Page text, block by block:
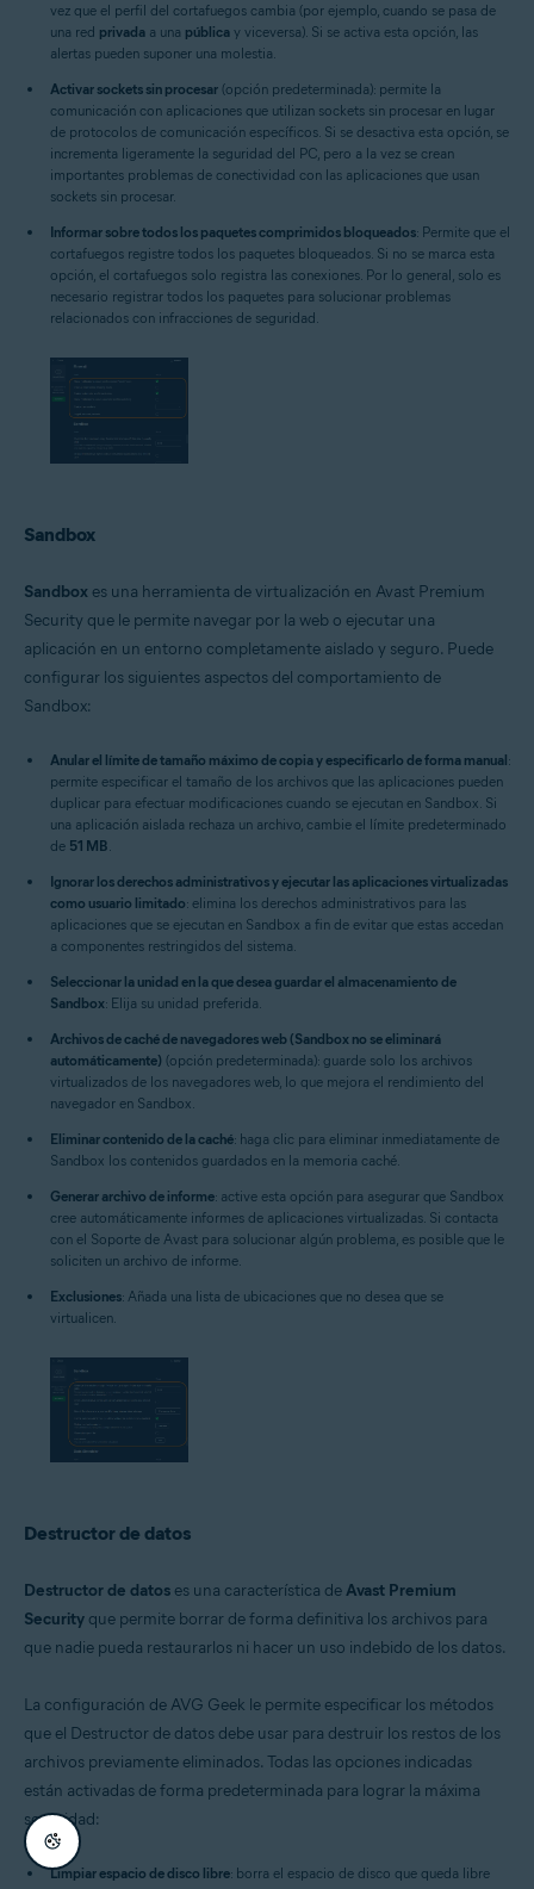
vez que el perfil del cortafuegos cambia (por ejemplo, cuando se pasa de
una red privada a una pública y viceversa). Si se activa esta opción, las
alertas pueden suponer una molestia.
Activar sockets sin procesar (opción predeterminada): permite la
comunicación con aplicaciones que utilizan sockets sin procesar en lugar
de protocolos de comunicación específicos. Si se desactiva esta opción, se
incrementa ligeramente la seguridad del PC, pero a la vez se crean
importantes problemas de conectividad con las aplicaciones que usan
sockets sin procesar.
Informar sobre todos los paquetes comprimidos bloqueados: Permite que el
cortafuegos registre todos los paquetes bloqueados. Si no se marca esta
opción, el cortafuegos solo registra las conexiones. Por lo general, solo es
necesario registrar todos los paquetes para solucionar problemas
relacionados con infracciones de seguridad.
Sandbox
Sandbox es una herramienta de virtualización en Avast Premium
Security que le permite navegar por la web o ejecutar una
aplicación en un entorno completamente aislado y seguro. Puede
configurar los siguientes aspectos del comportamiento de
Sandbox:
Anular el límite de tamaño máximo de copia y especificarlo de forma manual:
permite especificar el tamaño de los archivos que las aplicaciones pueden
duplicar para efectuar modificaciones cuando se ejecutan en Sandbox. Si
una aplicación aislada rechaza un archivo, cambie el límite predeterminado
de 51 MB
Ignorar los derechos administrativos y ejecutar las aplicaciones virtualizadas
como usuario limitado: elimina los derechos administrativos para las
aplicaciones que se ejecutan en Sandbox a fin de evitar que estas accedan
a componentes restringidos del sistema.
Seleccionar la unidad en la que desea guardar el almacenamiento de
Sandbox: Elija su unidad preferida.
Archivos de caché de navegadores web (Sandbox no se eliminará
automáticamente) (opción predeterminada): guarde solo los archivos
virtualizados de los navegadores web, lo que mejora el rendimiento del
navegador en Sandbox.
Eliminar contenido de la caché: haga clic para eliminar inmediatamente de
Sandbox los contenidos guardados en la memoria caché.
Generar archivo de informe: active esta opción para asegurar que Sandbox
cree automáticamente informes de aplicaciones virtualizadas. Si contacta
con el Soporte de Avast para solucionar algún problema, es posible que le
soliciten un archivo de informe.
Exclusiones: Añada una lista de ubicaciones que no desea que se
virtualicen.
Destructor de datos
Destructor de datos es una característica deAvast Premium
Security que permite borrar de forma definitiva los archivos para
que nadie pueda restaurarlos ni hacer un uso indebido de los datos.
La configuración de AVG Geek le permite especificar los métodos
que el Destructor de datos debe usar para destruir los restos de los
archivos previamente eliminados. Todas las opciones indicadas
están activadas de forma predeterminada para lograr la máxima
seguridad:
Limpiar espacio de disco libre: borra el espacio de disco que queda libre